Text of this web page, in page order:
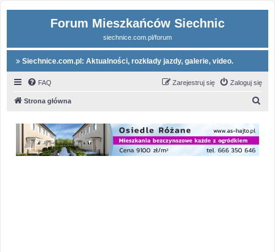
Forum Mieszkańców Siechnic
siechnice.com.pl/forum
Siechnice.com.pl: Aktualności, rozkłady jazdy, galerie, video.
FAQ Zaloguj się
Zarejestruj się
Strona główna